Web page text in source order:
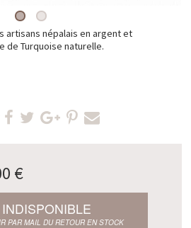
artisans népalais en argent et
de Turquoise naturelle.
€
INDISPONIBLE
PAR MAIL DU RETOUR EN STOCK